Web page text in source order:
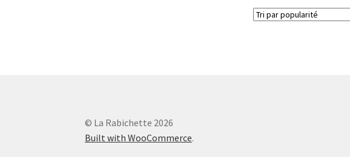
© La Rabichette 2026
Built with WooCommerce.